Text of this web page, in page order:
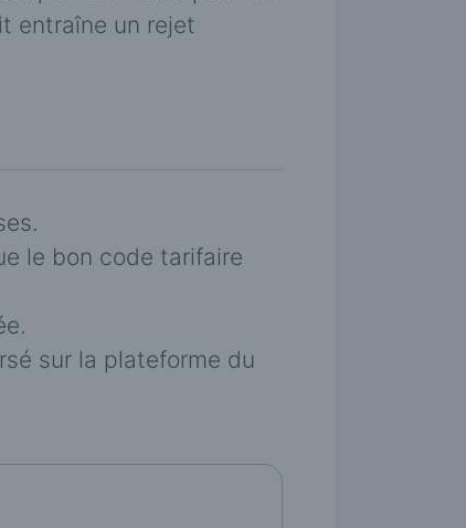
entraîne un rejet
le bon code tarifaire
sur la plateforme du